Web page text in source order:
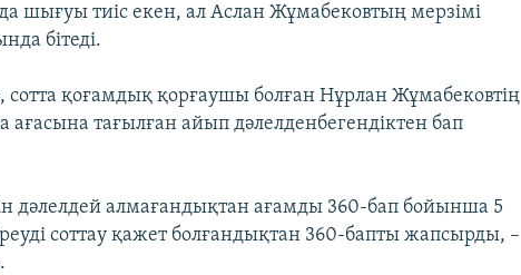
шығуы тиіс екен, ал Аслан Жұмабековтың мерзімі
бітеді.
сотта қоғамдық қорғаушы болған Нұрлан Жұмабековтің
тағылған айып дәлелденбегендіктен бап
дәлелдей алмағандықтан ағамды 360-бап бойынша 5
соттау қажет болғандықтан 360-бапты жапсырды, –